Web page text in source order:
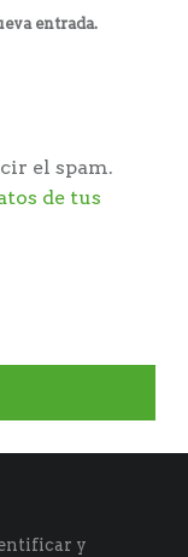
entrada.
el spam.
de tus
y